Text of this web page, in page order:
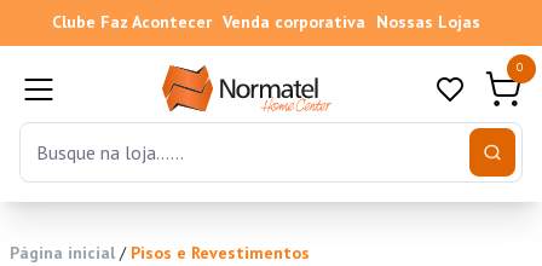
Clube Faz Acontecer Venda corporativa Nossas Lojas
0
Página inicial / Pisos e Revestimentos